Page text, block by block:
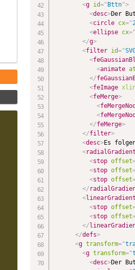
<g id=" Bttn">
<desc>Der
<circle cx="
<ellipse cx=
</g>
<filter id="
<
<animate
</
<feImage
<feMerge>
<
<
</feMerge>
</filter>
<desc>Es
<
<stop offset
<stop offset
<stop offset
</
<
<stop offset
<stop offset
</
</defs>
<g transform="
<g transform="
<desc>Der